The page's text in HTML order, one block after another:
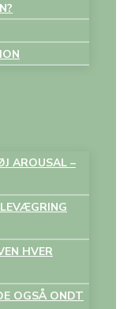
AROUSAL –
HVER
OGSÅ ONDT